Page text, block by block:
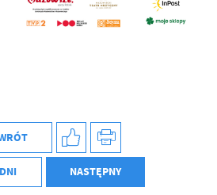
NASTĘPNY